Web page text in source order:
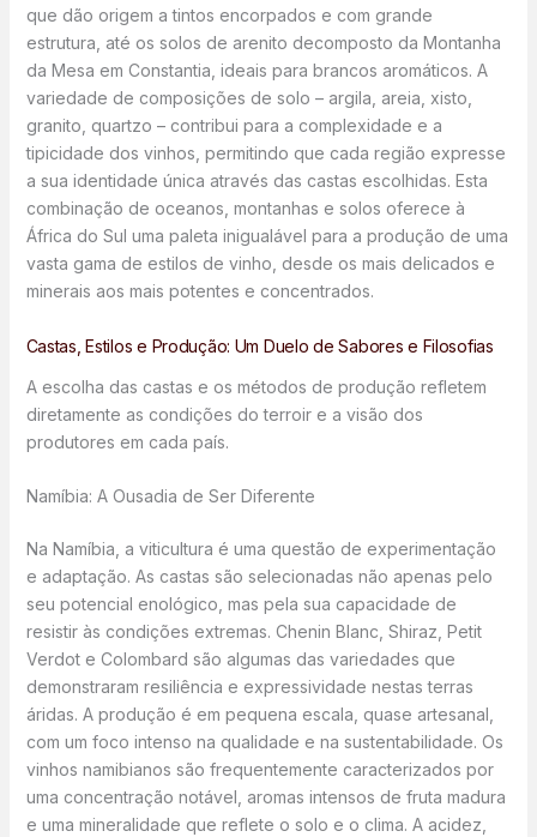
que dão origem a tintos encorpados e com grande
estrutura, até os solos de arenito decomposto da Montanha
da Mesa em Constantia, ideais para brancos aromáticos. A
variedade de composições de solo – argila, areia, xisto,
granito, quartzo – contribui para a complexidade e a
tipicidade dos vinhos, permitindo que cada região expresse
a sua identidade única através das castas escolhidas. Esta
combinação de oceanos, montanhas e solos oferece à
África do Sul uma paleta inigualável para a produção de uma
vasta gama de estilos de vinho, desde os mais delicados e
minerais aos mais potentes e concentrados.
Castas, Estilos e Produção: Um Duelo de Sabores e Filosofias
A escolha das castas e os métodos de produção refletem
diretamente as condições do terroir e a visão dos
produtores em cada país.
Namíbia: A Ousadia de Ser Diferente
Na Namíbia, a viticultura é uma questão de experimentação
e adaptação. As castas são selecionadas não apenas pelo
seu potencial enológico, mas pela sua capacidade de
resistir às condições extremas. Chenin Blanc, Shiraz, Petit
Verdot e Colombard são algumas das variedades que
demonstraram resiliência e expressividade nestas terras
áridas. A produção é em pequena escala, quase artesanal,
com um foco intenso na qualidade e na sustentabilidade. Os
vinhos namibianos são frequentemente caracterizados por
uma concentração notável, aromas intensos de fruta madura
e uma mineralidade que reflete o solo e o clima. A acidez,